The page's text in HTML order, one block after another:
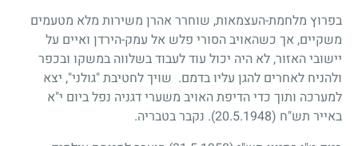
בפרוץ מלחמת-העצמאות, שוחרר אהרן משירות מלא מטעמים
משקיים, אך כשהאויב הסורי פלש אל עמק-הירדן ואיים על
יישובי האזור, לא היה יכול עוד לעבוד בשלווה במשקו ובכפר
ולהניח לאחרים להגן עליו בדמם. שויך לחטיבת "גולני", יצא
למערכה ותוך כדי הדיפת האויב משערי דגניה נפל ביום י"א
באייר תש"ח (20.5.1948)
. נקבר בטבריה.